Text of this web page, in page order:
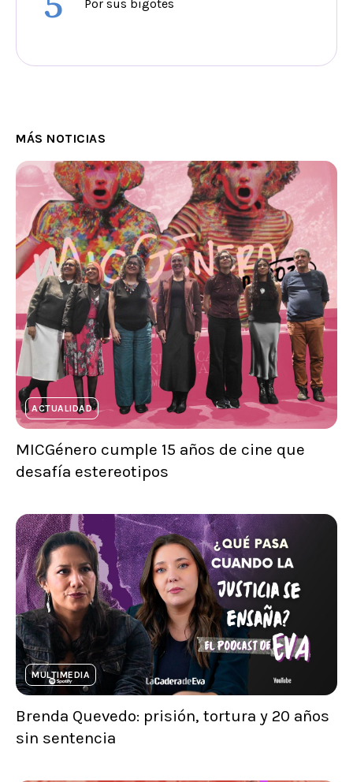
Por sus bigotes
MÁS NOTICIAS
ACTUALIDAD
MICGénero cumple 15 años de cine que
desafía estereotipos
MULTIMEDIA
Brenda Quevedo: prisión, tortura y 20 años
sin sentencia